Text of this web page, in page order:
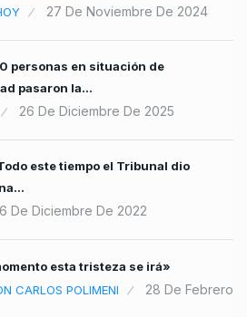
27 De Noviembre De 2024
personas en situación de
pasaron la…
26 De Diciembre De 2025
este tiempo el Tribunal dio
6 De Diciembre De 2022
esta tristeza se irá»
CARLOS POLIMENI
28 De Febrero